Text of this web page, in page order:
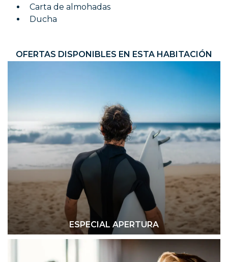
Carta de almohadas
Ducha
OFERTAS DISPONIBLES EN ESTA HABITACIÓN
ESPECIAL APERTURA